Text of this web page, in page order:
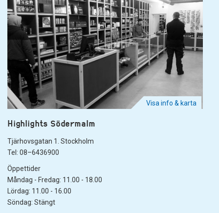
Visa info & karta
Highlights Södermalm
Tjärhovsgatan 1. Stockholm
Tel: 08–6436900
Öppettider
Måndag - Fredag: 11.00 - 18.00
Lördag: 11.00 - 16.00
Söndag: Stängt